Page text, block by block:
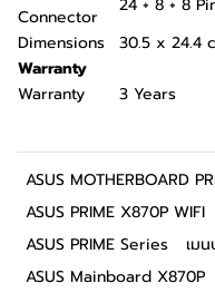
Connector
24 + 8 + 8
Dimensions
30.5 x 24.4
Warranty
Warranty
3 Years
ASUS MOTHERBOARD
ASUS PRIME X870P WIFI
ASUS PRIME Series
เม
ASUS Mainboard X870P